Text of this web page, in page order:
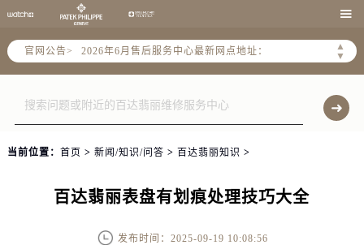

官网公告>
▲
▼
2026年6月北京市售后服务网络优化升级公告
2026年6月北京市官方售后客户服务热线：
2026年6月售后服务中心最新网点地址：
北京市东城区东长安街1号东方广场写字楼W3座6层602室（需提前预约）
北京市朝阳区建国门外大街甲6号华熙国际中心写字楼D座11层1102室（需提前预约）
北京市朝阳区建国门外大街甲6号华熙国际中心D座11层1102室售后服务中心（需提前预约）
当前位置： 首页 > 新闻/知识/问答 > 百达翡丽知识 >
百达翡丽表盘有划痕处理技巧大全
发布时间：2025-09-19 10:08:56